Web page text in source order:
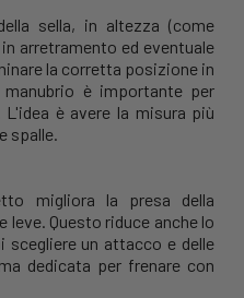
sella, in altezza (come
arretramento ed eventuale
la corretta posizione in
manubrio è importante per
è avere la misura più
spalle.
migliora la presa della
leve. Questo riduce anche lo
scegliere un attacco e delle
dedicata per frenare con